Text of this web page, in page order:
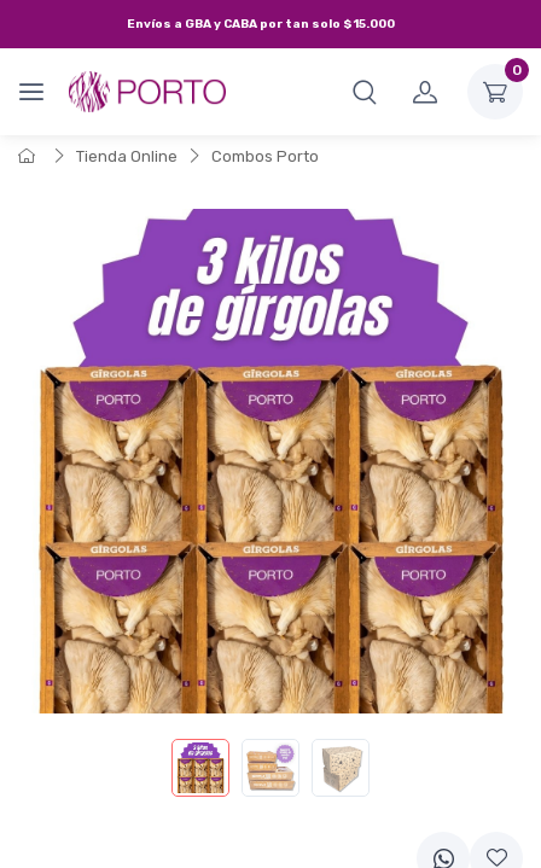
Envíos a GBA y CABA por tan solo $15.000
0
Tienda Online Combos Porto